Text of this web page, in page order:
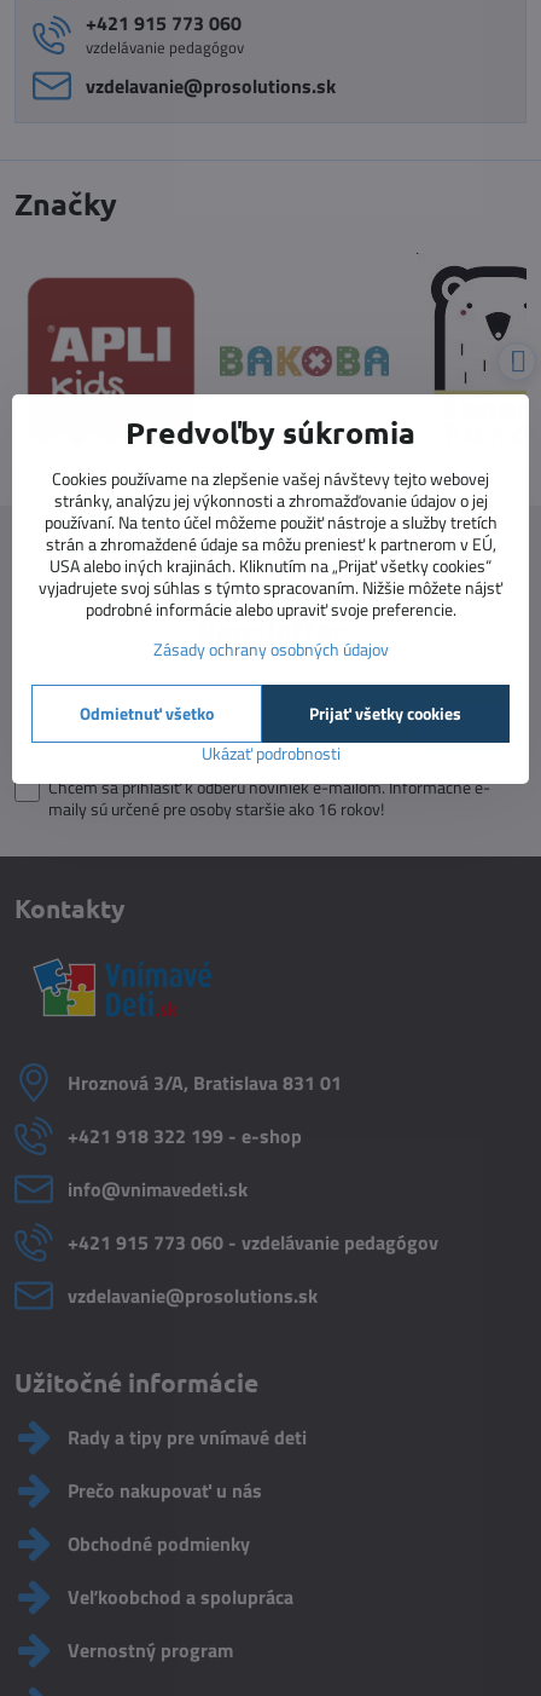
+421 915 773 060
vzdelávanie pedagógov
vzdelavanie​@prosolutions​.sk
Značky
Newsletter
Odoberať naše novinky:
Odoberať
Chcem sa prihlásiť k odberu noviniek e-mailom. Informačné e-
maily sú určené pre osoby staršie ako 16 rokov!
Kontakty
Hroznová 3/A, Bratislava 831 01
+421 918 322 199 - e-shop
info​@vnimavedeti​.sk
+421 915 773 060 - vzdelávanie pedagógov
vzdelavanie​@prosolutions​.sk
Užitočné informácie
Rady a tipy pre vnímavé deti
Prečo nakupovať u nás
Obchodné podmienky
Veľkoobchod a spolupráca
Vernostný program
Predvoľby súkromia
Cookies používame na zlepšenie vašej návštevy tejto webovej
stránky, analýzu jej výkonnosti a zhromažďovanie údajov o jej
používaní. Na tento účel môžeme použiť nástroje a služby tretích
strán a zhromaždené údaje sa môžu preniesť k partnerom v EÚ,
USA alebo iných krajinách. Kliknutím na „Prijať všetky cookies“
vyjadrujete svoj súhlas s týmto spracovaním. Nižšie môžete nájsť
podrobné informácie alebo upraviť svoje preferencie.
Zásady ochrany osobných údajov
Ukázať podrobnosti
Prijať všetky cookies
Odmietnuť všetko